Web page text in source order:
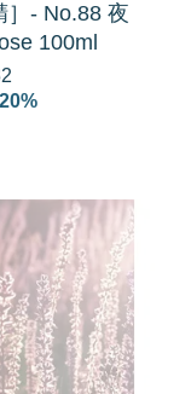
］- No.88 夜
100ml